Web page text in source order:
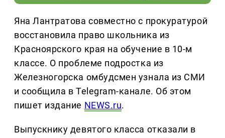
Яна Лантратова совместно с прокуратурой
восстановила право школьника из
Красноярского края на обучение в 10-м
классе. О проблеме подростка из
Железногорска омбудсмен узнала из СМИ
и сообщила в Telegram-канале. Об этом
пишет издание NEWS.ru.
Выпускнику девятого класса отказали в